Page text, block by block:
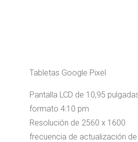
Tabletas Google Pixel
Pantalla LCD de 10,95
formato 4:10 pm
Resolución de 2560 x 1600
frecuencia de actualización